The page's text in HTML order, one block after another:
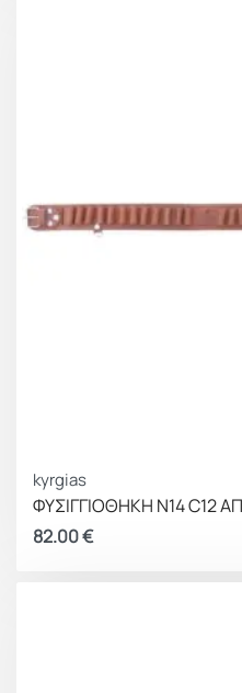
kyrgias
ΦΥΣΙΓΓΙΟΘΗΚΗ Ν14 C12
82.00€